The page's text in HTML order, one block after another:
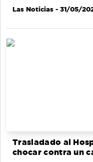
Las Noticias - 31/05/
Trasladado al
chocar contra un